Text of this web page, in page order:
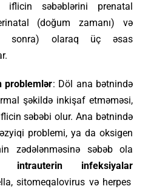
iflicin səbəblərini prenatal
(doğum zamanı) və
sonra) olaraq üç əsas
problemlər: Döl ana bətnində
şəkildə inkişaf etməməsi,
səbəbi olur. Ana bətnində
problemi, ya da oksigen
zədələnməsinə səbəb ola
intrauterin infeksiyalar
sitomeqalovirus və herpes